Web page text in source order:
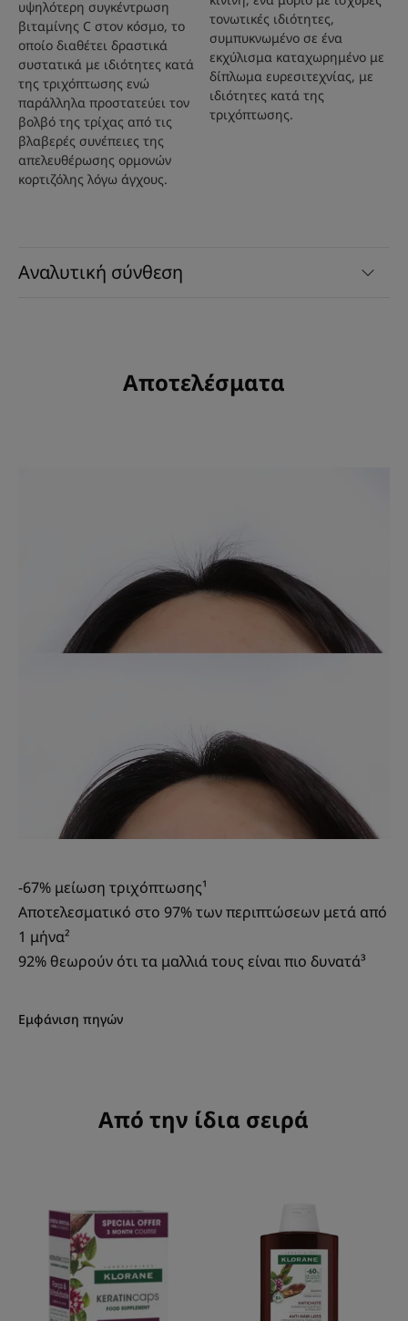
αποτελεσματικά και μειώνει την τριχόπτωση κατά
67%**.
Ενισχύει: Το δίδυμο κινίνης και καφεΐνης βελτιώνει τη
σταθεροποίηση της τρίχας και κ ενεργοποιεί την
παραγωγή κερατίνης*** για πιο δυνατά μαλλιά.
Κινητοποιεί: Η σύνθεσή του ενισχύει την ανάπτυξη
των υπαρχόντων μαλλιών από τον 1ο μήνα.****
Άρωμα της σύνθεσης
Ξυλώδες και τονωτικό άρωμα
**Χωρίς συστατικά ζωικής προέλευσης
*97% συστατικά φυσικής προέλευσης
**Μέση μείωση στον αριθμό των τριχών που χάνονται. Κλινική μελέτη
σε 32 άτομα, 3 εφαρμογές την εβδομάδα, για 3 μήνες
***Δοκιμή in vitro στο δίδυμο ενεργών συστατικών
***Μέση αύξηση στον αριθμό των υπαρχουσών τριχών στη φάση
ανάπτυξης σε ολόκληρο το τριχωτό της κεφαλής. Κλινική μελέτη σε 32
άτομα, 3 εφαρμογές την εβδομάδα, για 1 μήνα
Αναλυτική σύνθεση
υψηλότερη συγκέντρωση
βιταμίνης C στον κόσμο, το
οποίο διαθέτει δραστικά
συστατικά με ιδιότητες κατά
της τριχόπτωσης ενώ
παράλληλα προστατεύει τον
βολβό της τρίχας από τις
βλαβερές συνέπειες της
απελευθέρωσης ορμονών
κορτιζόλης λόγω άγχους.
τονωτικές ιδιότητες,
συμπυκνωμένο σε ένα
εκχύλισμα καταχωρημένο με
δίπλωμα ευρεσιτεχνίας, με
ιδιότητες κατά της
τριχόπτωσης.
Αποτελέσματα
-67% μείωση τριχόπτωσης¹
Αποτελεσματικό στο 97% των περιπτώσεων μετά από
1 μήνα²
92% θεωρούν ότι τα μαλλιά τους είναι πιο δυνατά³
Εμφάνιση πηγών
Από την ίδια σειρά
-
Συμπλήρωμα
διατροφής
Κινίνη
και
ΒΙΟΛΟΓΙΚΟ
Εντελβάις